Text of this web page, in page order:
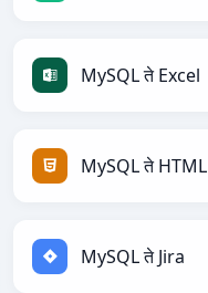
MySQL ते Excel
MySQL ते HTML
MySQL ते Jira